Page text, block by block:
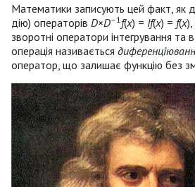
Математики записують цей факт, як
дію) операторів D×D–1 f(x) = If(x) = f(x
зворотні оператори інтегрування та
операція називається
оператор, що залишає функцію без